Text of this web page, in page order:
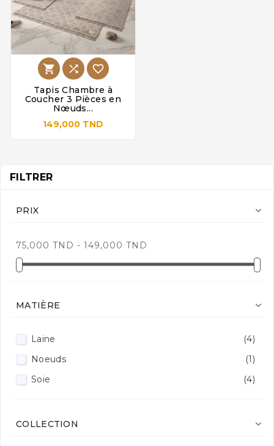
  
Tapis Chambre à
Coucher 3 Pièces en
Nœuds...
149,000 TND
FILTRER
PRIX 
75,000 TND - 149,000 TND
MATIÈRE 
Laine
(4)
Noeuds
(1)
Soie
(4)
COLLECTION 